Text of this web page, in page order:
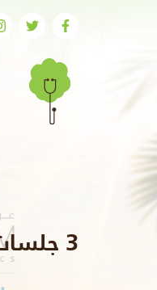
3 جلسات ليزر المنطقه الخاصه للرجال